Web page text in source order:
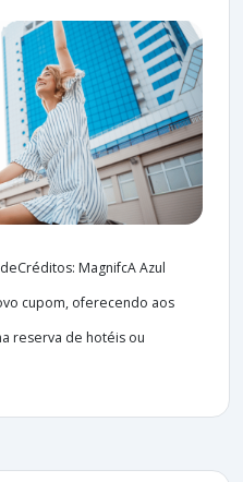
MagnifcA Azul
cupom, oferecendo aos
reserva de hotéis ou